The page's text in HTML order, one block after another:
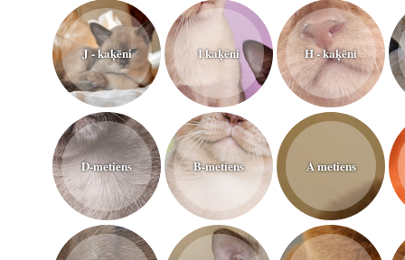
J - kaķēni I kaķēni H - kaķēni
D-metiens B-metiens A metiens